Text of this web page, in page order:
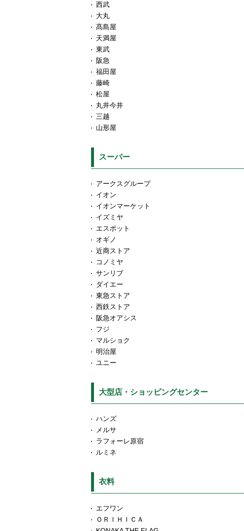
西武
大丸
髙島屋
天満屋
東武
阪急
福田屋
藤崎
松屋
丸井今井
三越
山形屋
スーパー
アークスグループ
イオン
イオンマーケット
イズミヤ
エスポット
オギノ
近商ストア
コノミヤ
サンリブ
ダイエー
東急ストア
西鉄ストア
阪急オアシス
フジ
マルショク
明治屋
ユニー
大型店・ショッピングセンター
ハンズ
メルサ
ラフォーレ原宿
ルミネ
衣料
エフワン
ＯＲＩＨＩＣＡ